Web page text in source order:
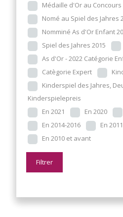
Médaille d'Or au Concours
Nomé au Spiel des Jahres
Nomminé As d'Or Enfant
Spiel des Jahres 2015
As d'Or - 2022 Catégorie
Catègorie Expert
Kinderspiel des Jahres,
Kinderspielepreis
En 2021
En 2020
En 2014-2016
En
En 2010 et avant
Filtrer